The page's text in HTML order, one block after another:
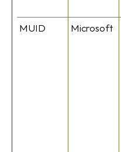
MUID Microsoft